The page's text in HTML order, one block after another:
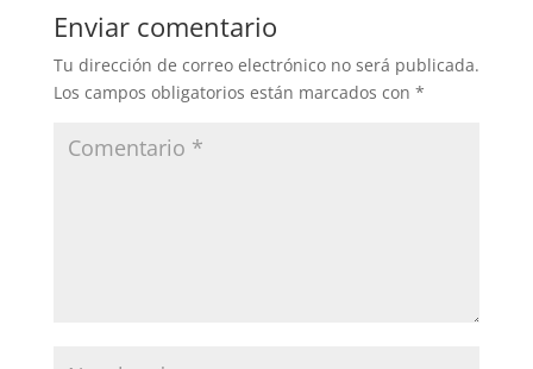
Enviar comentario
Tu dirección de correo electrónico no será publicada.
Los campos obligatorios están marcados con *